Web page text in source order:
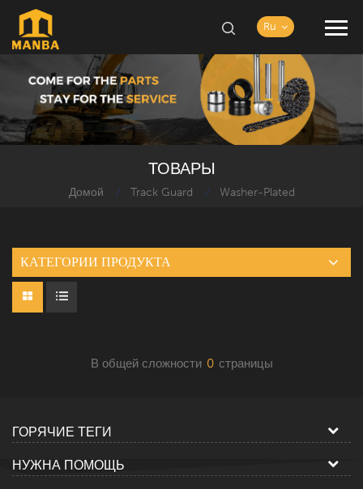
Ru
ТОВАРЫ
Домой / Track Guard / Washer-Plated
КАТЕГОРИИ ПРОДУКТА
В общей сложности 0 страницы
ГОРЯЧИЕ ТЕГИ
НУЖНА ПОМОЩЬ